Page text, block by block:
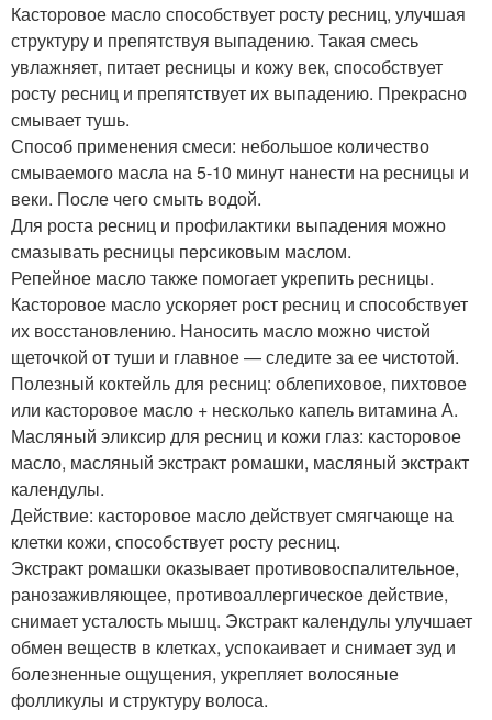
Касторовое масло способствует росту ресниц, улучшая
структуру и препятствуя выпадению. Такая смесь
увлажняет, питает ресницы и кожу век, способствует
росту ресниц и препятствует их выпадению. Прекрасно
смывает тушь.
Способ применения смеси: небольшое количество
смываемого масла на 5-10 минут нанести на ресницы и
веки. После чего смыть водой.
Для роста ресниц и профилактики выпадения можно
смазывать ресницы персиковым маслом.
Репейное масло также помогает укрепить ресницы.
Касторовое масло ускоряет рост ресниц и способствует
их восстановлению. Наносить масло можно чистой
щеточкой от туши и главное — следите за ее чистотой.
Полезный коктейль для ресниц: облепиховое, пихтовое
или касторовое масло + несколько капель витамина А.
Масляный эликсир для ресниц и кожи глаз: касторовое
масло, масляный экстракт ромашки, масляный экстракт
календулы.
Действие: касторовое масло действует смягчающе на
клетки кожи, способствует росту ресниц.
Экстракт ромашки оказывает противовоспалительное,
ранозаживляющее, противоаллергическое действие,
снимает усталость мышц. Экстракт календулы улучшает
обмен веществ в клетках, успокаивает и снимает зуд и
болезненные ощущения, укрепляет волосяные
фолликулы и структуру волоса.